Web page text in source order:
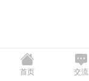
首页 交流